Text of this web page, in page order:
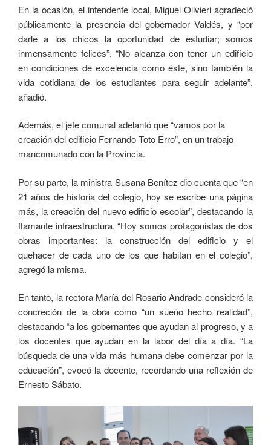
En la ocasión, el intendente local, Miguel Olivieri agradeció
públicamente la presencia del gobernador Valdés, y “por
darle a los chicos la oportunidad de estudiar; somos
inmensamente felices”. “No alcanza con tener un edificio
en condiciones de excelencia como éste, sino también la
vida cotidiana de los estudiantes para seguir adelante”,
añadió.
Además, el jefe comunal adelantó que “vamos por la
creación del edificio Fernando Toto Erro”, en un trabajo
mancomunado con la Provincia.
Por su parte, la ministra Susana Benítez dio cuenta que “en
21 años de historia del colegio, hoy se escribe una página
más, la creación del nuevo edificio escolar”, destacando la
flamante infraestructura. “Hoy somos protagonistas de dos
obras importantes: la construcción del edificio y el
quehacer de cada uno de los que habitan en el colegio”,
agregó la misma.
En tanto, la rectora María del Rosario Andrade consideró la
concreción de la obra como “un sueño hecho realidad”,
destacando “a los gobernantes que ayudan al progreso, y a
los docentes que ayudan en la labor del día a día. “La
búsqueda de una vida más humana debe comenzar por la
educación”, evocó la docente, recordando una reflexión de
Ernesto Sábato.